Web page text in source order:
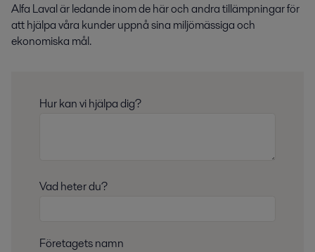
Alfa Laval är ledande inom de här och andra tillämpningar för
att hjälpa våra kunder uppnå sina miljömässiga och
ekonomiska mål.
Hur kan vi hjälpa dig?
Vad heter du?
Företagets namn